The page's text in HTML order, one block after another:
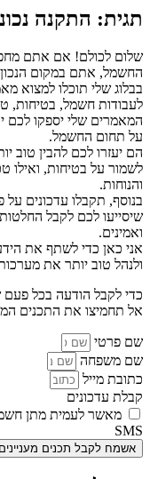
תגית: התקנה
שלום לכולם! אם אתם
החשמל, אתם במקום
בבלוג שלי תוכלו למצוא
לעבודות חשמל, בטיחות,
המאמרים שלי יספקו לכם
על תחום החשמל.
הם יעזרו לכם להבין טוב
לשמור על בטיחות, ואילו
והנוחות.
בנוסף, תקבלו עדכונים
שיסייעו לכם לקבל
ואמינים.
אני כאן כדי לשתף את
ולנהל טוב יותר את
כדי לקבל הודעה בכל
אל תחמיצו את התכנים
שם פרטי
שם משפחה
כתובת מייל
קבלת עדכונים
מאשר לעמית מתן
SMS
אשמח לקבל תכנים מעניינים